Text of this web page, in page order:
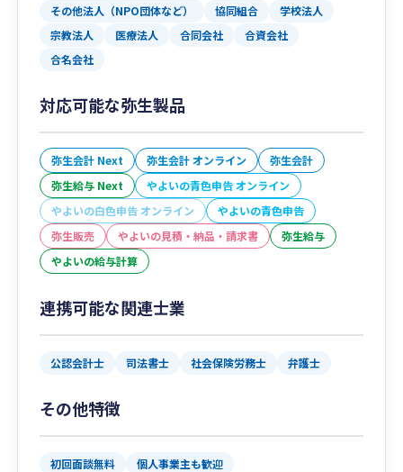
その他法人（NPO団体など）
協同組合
学校法人
宗教法人
医療法人 合同会社
合資会社
合名会社
対応可能な弥生製品
弥生会計 Next 弥生会計 オンライン
弥生会計
弥生給与 Next
やよいの青色申告 オンライン
やよいの白色申告 オンライン
やよいの青色申告
弥生販売
やよいの見積・納品・請求書
弥生給与
やよいの給与計算
連携可能な関連士業
公認会計士 司法書士 社会保険労務士 弁護士
その他特徴
初回面談無料
個人事業主も歓迎